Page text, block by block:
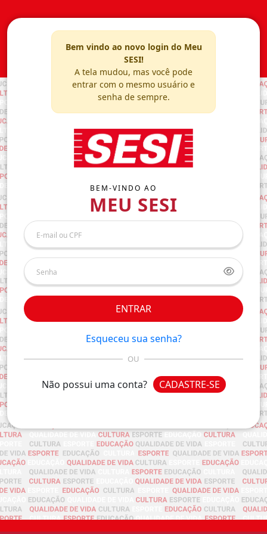
Bem vindo ao novo login do Meu
SESI!
A tela mudou, mas você pode
entrar com o mesmo usuário e
senha de sempre.
BEM-VINDO AO
MEU SESI
ENTRAR
Esqueceu sua senha?
OU
Não possui uma conta? CADASTRE-SE